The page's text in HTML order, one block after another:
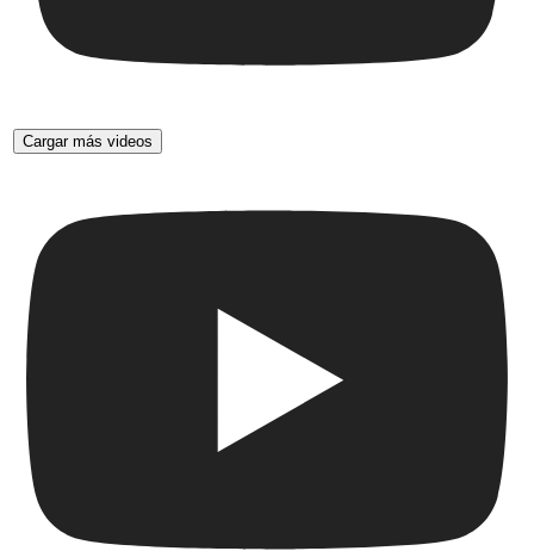
Cargar más videos